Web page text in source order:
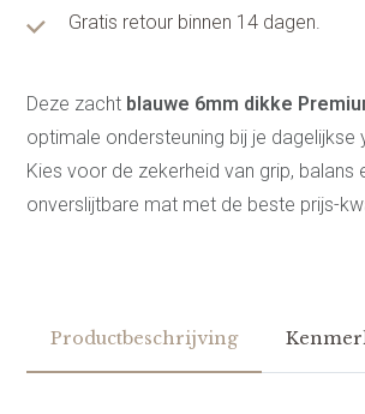
Gratis retour binnen 14 dagen.
Deze zacht blauwe 6mm dikke
optimale ondersteuning bij je dagelijkse
Kies voor de zekerheid van grip, balans
onverslijtbare mat met de beste prijs-
Productbeschrijving